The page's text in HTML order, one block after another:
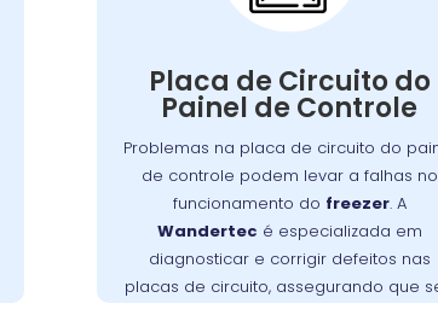
Placa de Circuito do
Painel de Controle
Problemas na placa de circuito do
de controle podem levar a falhas no
funcionamento do freezer. A
Wandertec é especializada em
diagnosticar e corrigir defeitos nas
placas de circuito, assegurando que
A placa de circuito do painel de
nessa placa podem resultar em
problemas com o controle de
funcionamentos
. Os técnicos da
no Jardim Social são
falhas nas placas de circuito,
freezer
opere de forma
confiável e eficiente.